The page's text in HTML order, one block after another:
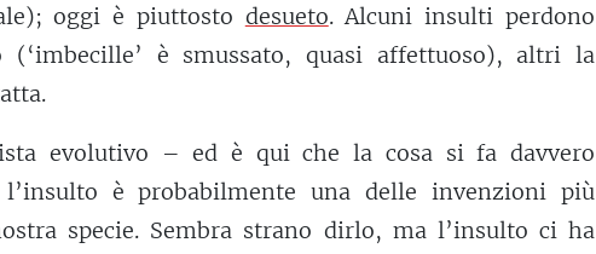
oggi è piuttosto desueto. Alcuni insulti perdono
(‘imbecille’ è smussato, quasi affettuoso), altri la
evolutivo – ed è qui che la cosa si fa davvero
è probabilmente una delle invenzioni più
specie. Sembra strano dirlo, ma l’insulto ci ha